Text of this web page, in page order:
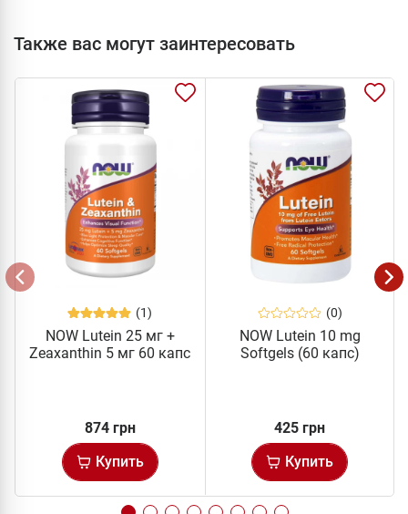
Также вас могут заинтересовать
(1)
NOW Lutein 25 мг +
Zeaxanthin 5 мг 60 капс
874 грн
Купить
(0)
NOW Lutein 10 mg
Softgels (60 капс)
425 грн
Купить